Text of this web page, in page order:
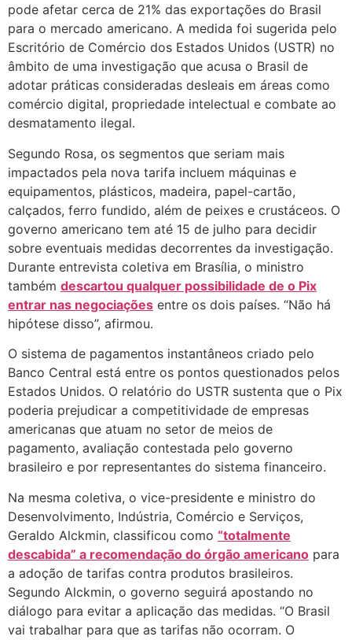
pode afetar cerca de 21% das exportações do Brasil
para o mercado americano. A medida foi sugerida pelo
Escritório de Comércio dos Estados Unidos (USTR) no
âmbito de uma investigação que acusa o Brasil de
adotar práticas consideradas desleais em áreas como
comércio digital, propriedade intelectual e combate ao
desmatamento ilegal.
Segundo Rosa, os segmentos que seriam mais
impactados pela nova tarifa incluem máquinas e
equipamentos, plásticos, madeira, papel-cartão,
calçados, ferro fundido, além de peixes e crustáceos. O
governo americano tem até 15 de julho para decidir
sobre eventuais medidas decorrentes da investigação.
Durante entrevista coletiva em Brasília, o ministro
também descartou qualquer possibilidade de o Pix
entrar nas negociações entre os dois países. “Não há
hipótese disso”, afirmou.
O sistema de pagamentos instantâneos criado pelo
Banco Central está entre os pontos questionados pelos
Estados Unidos. O relatório do USTR sustenta que o Pix
poderia prejudicar a competitividade de empresas
americanas que atuam no setor de meios de
pagamento, avaliação contestada pelo governo
brasileiro e por representantes do sistema financeiro.
Na mesma coletiva, o vice-presidente e ministro do
Desenvolvimento, Indústria, Comércio e Serviços,
Geraldo Alckmin, classificou como “totalmente
descabida” a recomendação do órgão americano para
a adoção de tarifas contra produtos brasileiros.
Segundo Alckmin, o governo seguirá apostando no
diálogo para evitar a aplicação das medidas. “O Brasil
vai trabalhar para que as tarifas não ocorram. O